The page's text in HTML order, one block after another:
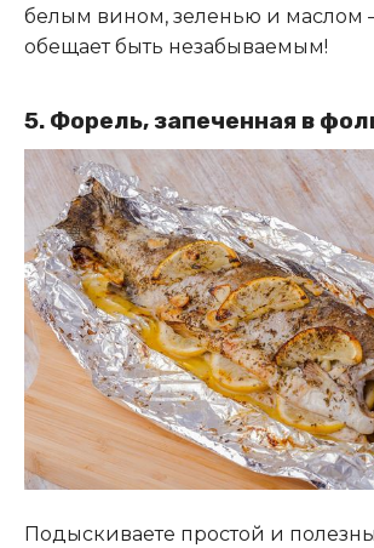
белым вином, зеленью и маслом
обещает быть незабываемым!
5. Форель, запеченная в
Подыскиваете простой и